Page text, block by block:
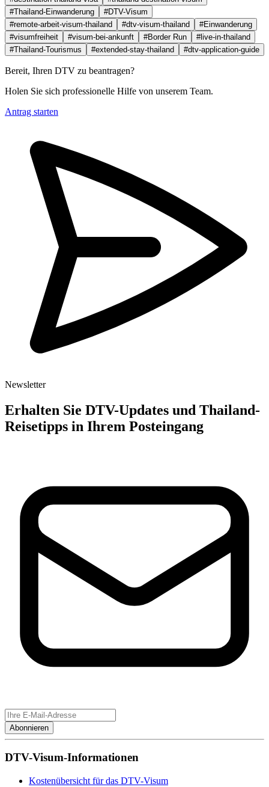
#Thailand-Einwanderung
#DTV-Visum
#remote-arbeit-visum-thailand
#dtv-visum-thailand
#Einwanderung
#visumfreiheit
#visum-bei-ankunft #Border Run
#live-in-thailand
#Thailand-Tourismus
#extended-stay-thailand #dtv-application-guide
Bereit, Ihren DTV zu beantragen?
Holen Sie sich professionelle Hilfe von unserem Team.
Antrag starten
Newsletter
Erhalten Sie DTV-Updates und Thailand-
Reisetipps in Ihrem Posteingang
Abonnieren
DTV-Visum-Informationen
Kostenübersicht für das DTV-Visum